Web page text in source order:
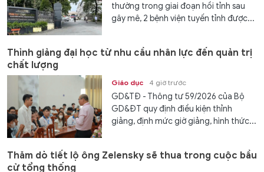
thường trong giai đoạn hồi tỉnh sau
gây mê, 2 bệnh viện tuyến tỉnh được...
Thỉnh giảng đại học từ nhu cầu nhân lực đến quản trị
chất lượng
Giáo dục 4 giờ trước
GD&TĐ - Thông tư 59/2026 của Bộ
GD&ĐT quy định điều kiện thỉnh
giảng, định mức giờ giảng, hình thức...
Thăm dò tiết lộ ông Zelensky sẽ thua trong cuộc bầu
cử tổng thống